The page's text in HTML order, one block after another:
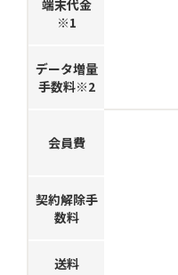
端末代金
※1
データ増量
手数料※2
会員費
契約解除手
数料
送料